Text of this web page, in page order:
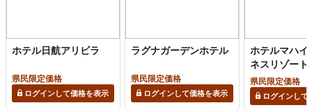
ホテル日航アリビラ
県民限定価格
ログインして価格を表示
ラグナガーデンホテル
県民限定価格
ログインして価格を表示
ホテルマハイ
ネスリゾート
県民限定価格
ログインして